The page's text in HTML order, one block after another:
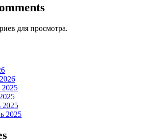
для просмотра.
2025
2025
2025